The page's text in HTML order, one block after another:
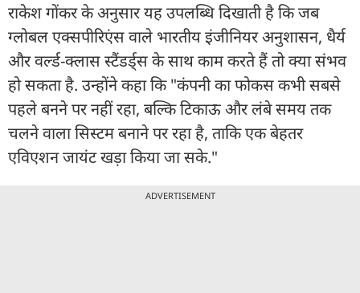
राकेश गोंकर के अनुसार यह उपलब्धि दिखाती है कि जब
ग्लोबल एक्सपीरिएंस वाले भारतीय इंजीनियर अनुशासन, धैर्य
और वर्ल्ड-क्लास स्टैंडर्ड्स के साथ काम करते हैं तो क्या संभव
हो सकता है. उन्होंने कहा कि "कंपनी का फोकस कभी सबसे
पहले बनने पर नहीं रहा, बल्कि टिकाऊ और लंबे समय तक
चलने वाला सिस्टम बनाने पर रहा है, ताकि एक बेहतर
एविएशन जायंट खड़ा किया जा सके."
ADVERTISEMENT